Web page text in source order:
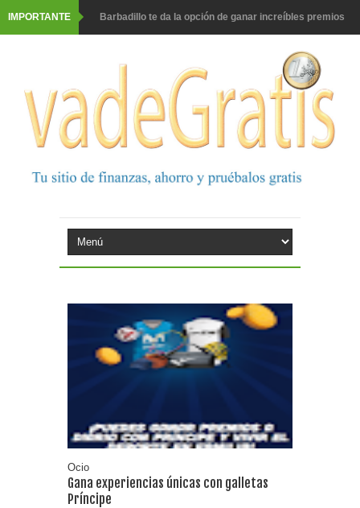
IMPORTANTE Barbadillo te da la opción de ganar increíbles premios
Prueba gratis Maison Perrier France
Gana premios Pokémon con Kellogg's
Corona te regala un velero inolvidable en velero y más
premios
productos
Fuze Tea regala 100 premios al día
Oreo te da la oportunidad de ganar increíbles premios
Date el gustazo con Grefusa y gana un patinete con
Ocio
Gana experiencias únicas con galletas
Príncipe